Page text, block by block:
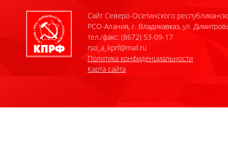
Сайт Северо-Осетинского
РСО-Алания, г. Владикавказ, ул.
тел./факс: (8672) 53-09-17
rso_a_kprf@mail.ru
Политика конфиденциальности
Карта сайта